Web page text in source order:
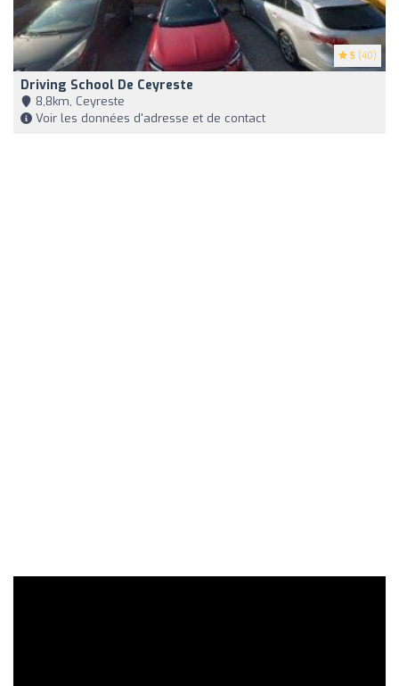
5 (40)
Driving School De Ceyreste
8,8km, Ceyreste
Voir les données d'adresse et de contact